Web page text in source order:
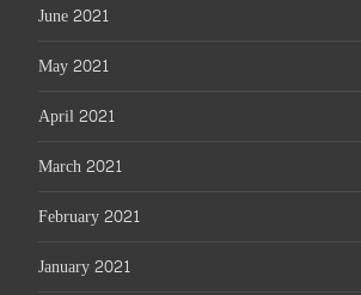
June 2021
May 2021
April 2021
March 2021
February 2021
January 2021